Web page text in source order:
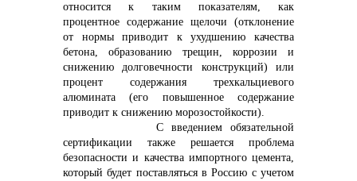
относится к таким показателям, как
процентное содержание щелочи (отклонение
от нормы приводит к ухудшению качества
бетона, образованию трещин, коррозии и
снижению долговечности конструкций) или
процент содержания трехкальциевого
алюмината (его повышенное содержание
приводит к снижению морозостойкости).
С введением обязательной
сертификации также решается проблема
безопасности и качества импортного цемента,
который будет поставляться в Россию с учетом